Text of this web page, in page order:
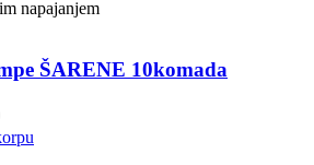
ŠARENE 10komada
cena
10komada količina